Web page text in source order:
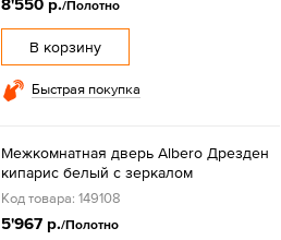
8'550 р./Полотно
В корзину
Быстрая покупка
Межкомнатная дверь Albero Дрезден
кипарис белый с зеркалом
Код товара: 149108
5'967 р./Полотно